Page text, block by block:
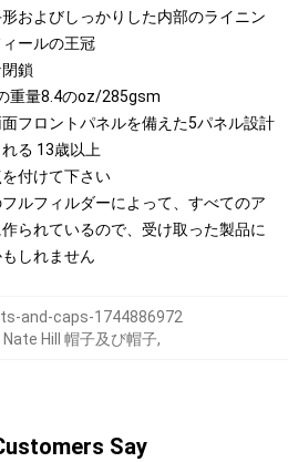
およびしっかりした内部のライニン
ールの王冠
鎖
重量8.4のoz/285gsm
フロントパネルを備えた5パネル設計
る 13歳以上
付けて下さい
ルフィルダーによって、すべてのア
られているので、受け取った製品に
しれません
and-caps-1744886972
Nate Hill 帽子及び帽子,
Say